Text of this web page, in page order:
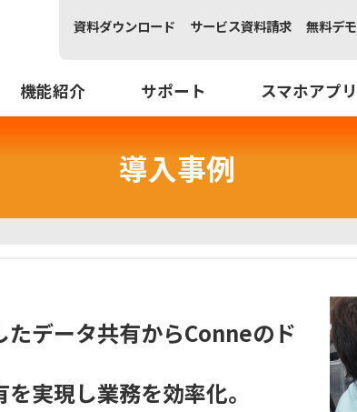
to
資料ダウンロード サービス資料請求 無料デモ
機能紹介 サポート スマホアプリ
導入事例
データ共有からConneのド
実現し業務を効率化。